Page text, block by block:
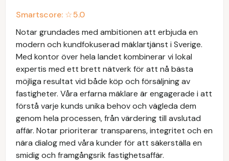
Smartscore: ☆5.0
Notar grundades med ambitionen att erbjuda en
modern och kundfokuserad mäklartjänst i Sverige.
Med kontor över hela landet kombinerar vi lokal
expertis med ett brett nätverk för att nå bästa
möjliga resultat vid både köp och försäljning av
fastigheter. Våra erfarna mäklare är engagerade i att
förstå varje kunds unika behov och vägleda dem
genom hela processen, från värdering till avslutad
affär. Notar prioriterar transparens, integritet och en
nära dialog med våra kunder för att säkerställa en
smidig och framgångsrik fastighetsaffär.